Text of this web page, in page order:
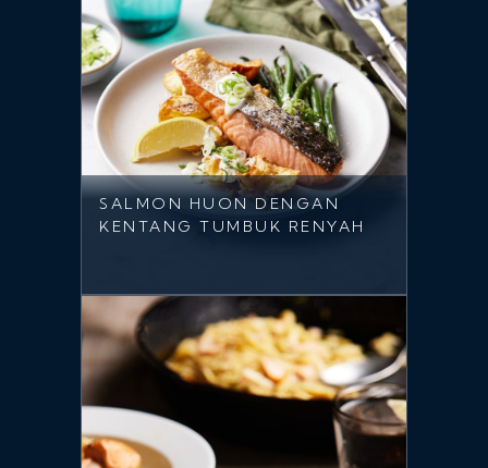
SALMON HUON DENGAN
KENTANG TUMBUK RENYAH